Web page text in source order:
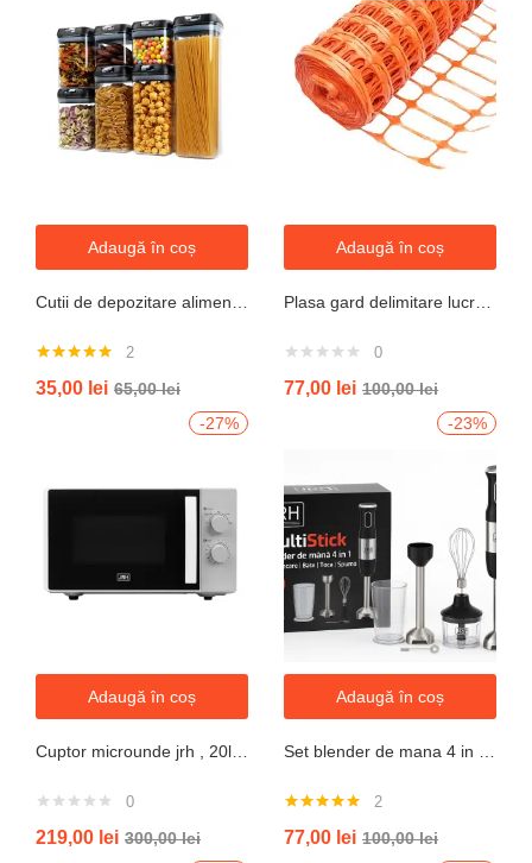
Adaugă în coș
Cutii de depozitare alimente, Set din 7 Cutii pentru Condimente, Cereale, Cutii pentru Bucatarie, din Plastic PP, Cutii Alimentare, Diferite Dimensiuni, Transparente
5.00din 5
2
35,00 lei 65,00lei
Adaugă în coș
Plasa gard delimitare lucrari 1mx50m cu ochi 70x40mm, 110g/m portocaliu
0
77,00 lei 100,00lei
-27%
Adaugă în coș
Cuptor microunde jrh , 20l, 700W, alb 5 trepte putere
0
219,00 lei 300,00lei
-23%
Adaugă în coș
Set blender de mana 4 in 1, 800W JRH multiStick Inox, Accesorii Incluse
5.00din 5
2
77,00 lei 100,00lei